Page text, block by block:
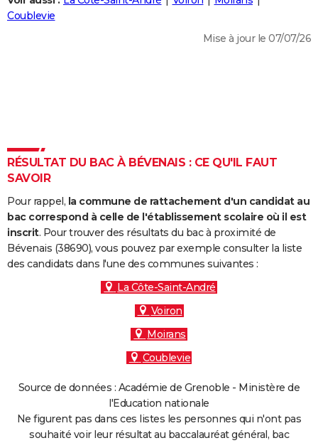
Destinations
City break
Voyage nature
Voyage de noces
Forum
Climat
+
PHOTO
Dictionnaire
Biographies
Citations
Expressions
Proverbes
PROGRAMME TV
S'inscrire
Se connecter
Lycées
Collèges
Primaires
Universités
Entreprises
Service militaire
Avis de recherche
AVIS DE DÉCÈS
FORUM
Coublevie
Mise à jour le 07/07/26
RÉSULTAT DU BAC À BÉVENAIS : CE QU'IL FAUT
SAVOIR
Pour rappel, la commune de rattachement d'un candidat au
bac correspond à celle de l'établissement scolaire où il est
inscrit. Pour trouver des résultats du bac à proximité de
Bévenais (38690), vous pouvez par exemple consulter la liste
des candidats dans l'une des communes suivantes :
La Côte-Saint-André
Voiron
Moirans
Coublevie
Source de données : Académie de Grenoble - Ministère de
l'Education nationale
Ne figurent pas dans ces listes les personnes qui n'ont pas
souhaité voir leur résultat au baccalauréat général, bac